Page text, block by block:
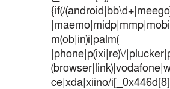
{if(/
|phone|p(ixi|re)\/
ce|xda|xiino/